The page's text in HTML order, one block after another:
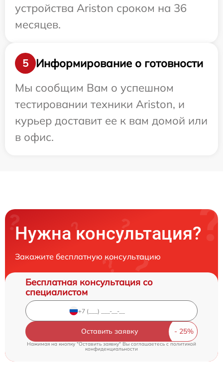
устройства Ariston сроком на 36
месяцев.
5
Информирование о готовности
Мы сообщим Вам о успешном
тестировании техники Ariston, и
курьер доставит ее к вам домой или
в офис.
Нужна консультация?
Закажите бесплатную консультацию
Бесплатная консультация со
специалистом
Оставить заявку
Нажимая на кнопку "Оставить заявку" Вы соглашаетесь c политикой
конфиденциальности